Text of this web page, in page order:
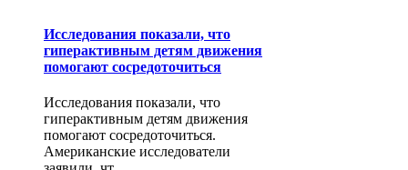
Исследования показали, что
гиперактивным детям движения
помогают сосредоточиться
Исследования показали, что
гиперактивным детям движения
помогают сосредоточиться.
Американские исследователи